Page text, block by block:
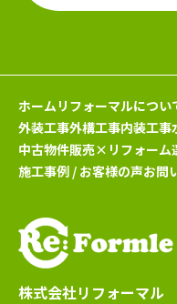
ホーム リフォーマルについ
外装工事外構工事内装工事
中古物件販売×リフォーム
施工事例 / お客様の声お問
株式会社リフォーマル